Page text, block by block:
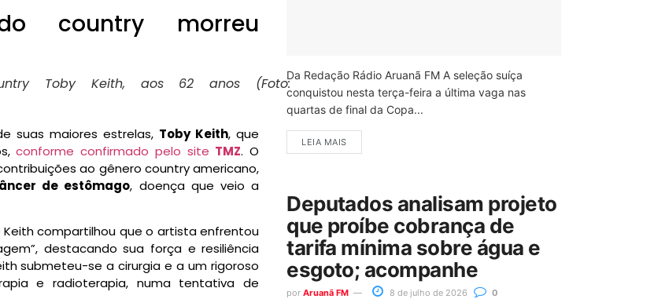
country morreu
Toby Keith, aos 62 anos (Foto:
suas maiores estrelas, Toby Keith, que
conforme confirmado pelo site TMZ. O
ao gênero country americano,
de estômago, doença que veio a
compartilhou que o artista enfrentou
destacando sua força e resiliência
submeteu-se a cirurgia e a um rigoroso
e radioterapia, numa tentativa de
Da Redação Rádio Aruanã FM A seleção suíça
conquistou nesta terça-feira a última vaga nas
quartas de final da Copa...
LEIA MAIS
Deputados analisam projeto
que proíbe cobrança de
tarifa mínima sobre água e
esgoto; acompanhe
por Aruanã FM 8 de julho de 2026 0